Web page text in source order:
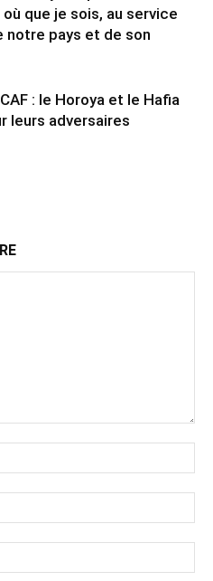
que je sois, au service
notre pays et de son
: le Horoya et le Hafia
leurs adversaires